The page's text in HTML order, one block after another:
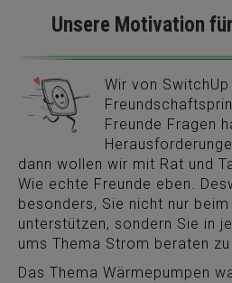
Unsere Motivation
Wir von
Freunde Fragen
dann wollen wir mit Rat und
Wie echte Freunde eben.
besonders, Sie nicht nur beim
unterstützen, sondern Sie in
ums Thema Strom beraten
Das Thema Wärmepumpen